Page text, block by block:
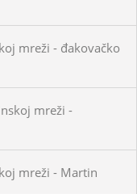
mreži - đakovačko
mreži -
mreži - Martin